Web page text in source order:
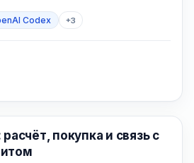
защитную задачу.
Codex +3
покупка и связь с